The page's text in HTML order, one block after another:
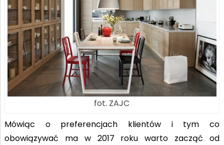
fot. ZAJC
Mówiąc o preferencjach klientów i tym co
obowiązywać ma w 2017 roku warto zacząć od